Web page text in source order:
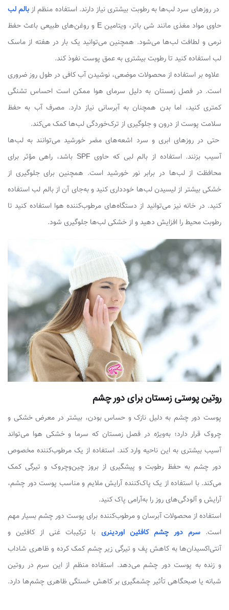
در روزهای سرد لب‌ها به رطوبت بیشتری نیاز دارند. استفاده منظم ازبالم لب
حاوی مواد مغذی مانند شی باتر، ویتامین E و روغن‌های طبیعی باعث حفظ
نرمی و لطافت لب‌ها می‌شود. همچنین می‌توانید یک بار در هفته از ماسک
لب استفاده کنید تا رطوبت بیشتری به عمق پوست نفوذ کند.
علاوه بر استفاده از محصولات موضعی، نوشیدن آب کافی در طول روز ضروری
است. در فصل زمستان به دلیل سرمای هوا ممکن است احساس تشنگی
کمتری کنید، اما بدن همچنان به آبرسانی نیاز دارد. مصرف آب به حفظ
سلامت پوست از درون و جلوگیری از ترک‌خوردگی لب‌ها کمک می‌کند.
حتی در روزهای ابری و سرد اشعه‌های مضر خورشید می‌توانند به لب‌ها
آسیب بزنند. استفاده از بالم لبی که حاوی SPF باشد، راهی مؤثر برای
محافظت از لب‌ها در برابر نور خورشید است. همچنین برای جلوگیری از
خشکی بیشتر از لیسیدن لب‌ها خودداری کنید و به‌جای آن از بالم لب استفاده
کنید. در خانه نیز می‌توانید از دستگاه‌های مرطوب‌کننده هوا استفاده کنید تا
رطوبت محیط را افزایش دهید و از خشکی لب‌ها جلوگیری شود.
روتین پوستی زمستان برای دور چشم
پوست دور چشم به دلیل نازک و حساس بودن، بیشتر در معرض خشکی و
چروک قرار دارد؛ به‌ویژه در فصل زمستان که سرما و خشکی هوا می‌تواند
آسیب بیشتری به این ناحیه وارد کند. استفاده از یک مرطوب‌کننده مخصوص
دور چشم به حفظ رطوبت و پیشگیری از بروز چین‌وچروک و تیرگی کمک
می‌کند. با استفاده از یک پاک‌کننده آرایش ملایم و مناسب پوست دور چشم،
آرایش و آلودگی‌های روز را به‌آرامی پاک کنید.
استفاده از محصولات آبرسان و مرطوب‌کننده برای پوست دور چشم بسیار مهم
است.سرم دور چشم کافئین اوردینری با ترکیبات غنی از کافئین و
آنتی‌اکسیدان‌ها به کاهش پف و تیرگی زیر چشم کمک کرده و ظاهری شاداب
و زنده به پوست دور چشم می‌دهد. استفاده منظم از این سرم در روتین
شبانه یا صبحگاهی تأثیر چشمگیری بر کاهش خستگی ظاهری چشم‌ها دارد.